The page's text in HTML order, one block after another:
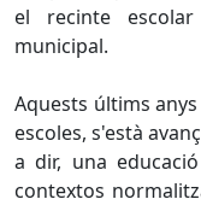
el recinte
municipal.
Aquests últims
escoles, s'està
a dir, una
contextos